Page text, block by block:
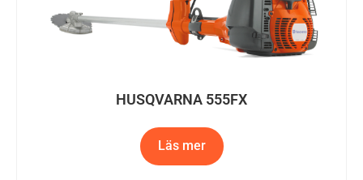
HUSQVARNA 555FX
Läs mer